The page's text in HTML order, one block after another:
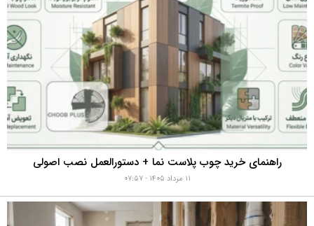
راهنمای خرید چوب پلاست نما + دستورالعمل نصب اصولی